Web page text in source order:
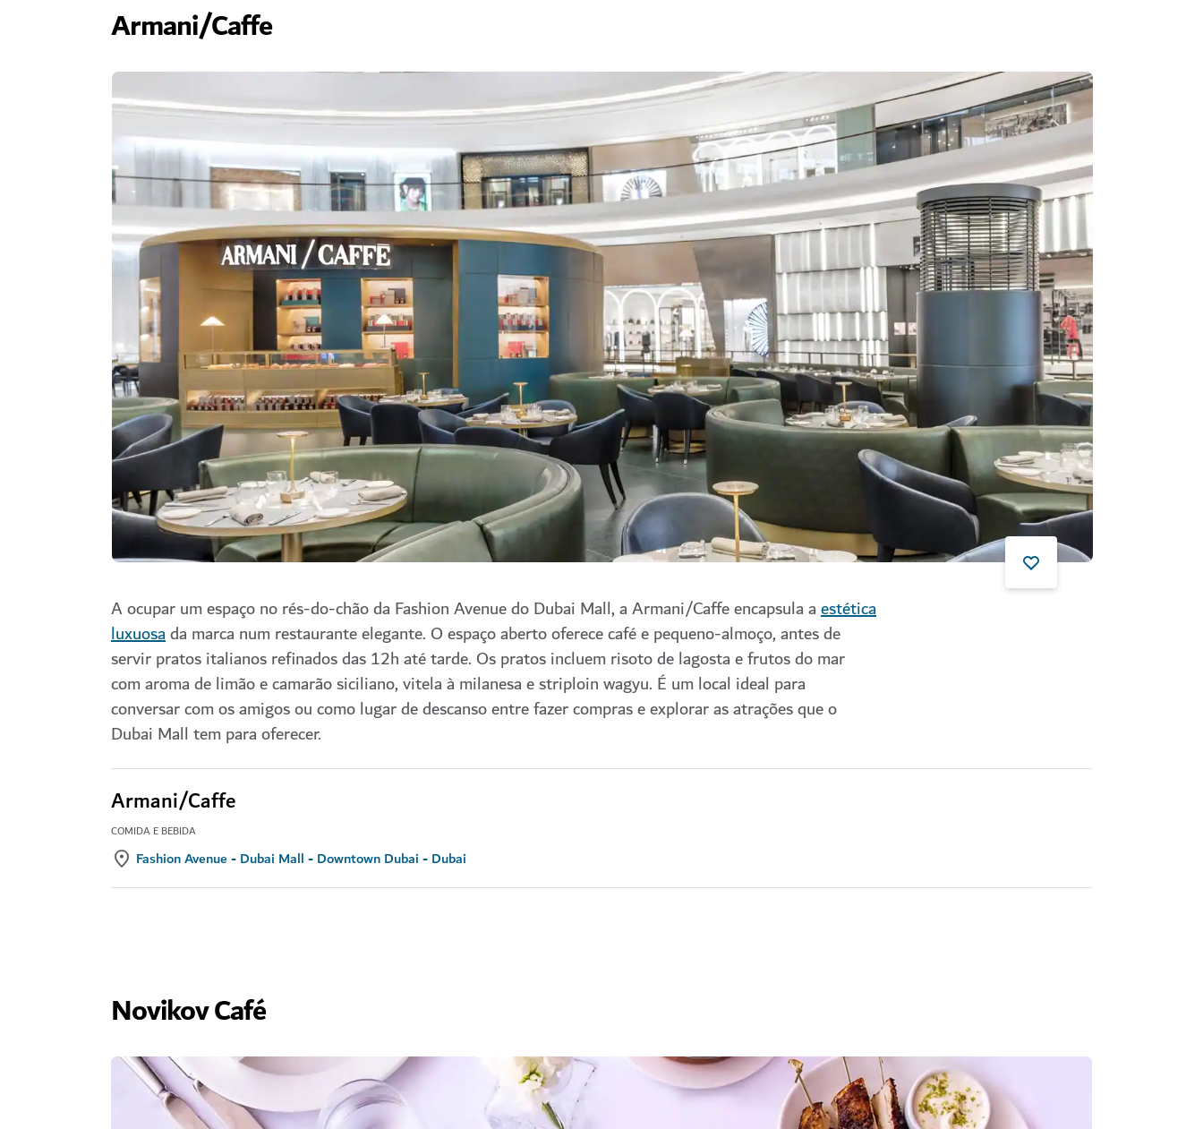
Armani/Caffe
A ocupar um espaço no rés-do-chão da Fashion Avenue do Dubai Mall, a Armani/Caffe encapsula aestética
luxuosada marca num restaurante elegante. O espaço aberto oferece café e pequeno-almoço, antes de
servir pratos italianos refinados das 12h até tarde. Os pratos incluem risoto de lagosta e frutos do mar
com aroma de limão e camarão siciliano, vitela à milanesa e striploin wagyu. É um local ideal para
conversar com os amigos ou como lugar de descanso entre fazer compras e explorar as atrações que o
Dubai Mall tem para oferecer.
Armani/Caffe
COMIDA E BEBIDA
Fashion Avenue - Dubai Mall - Downtown Dubai - Dubai
Novikov Café